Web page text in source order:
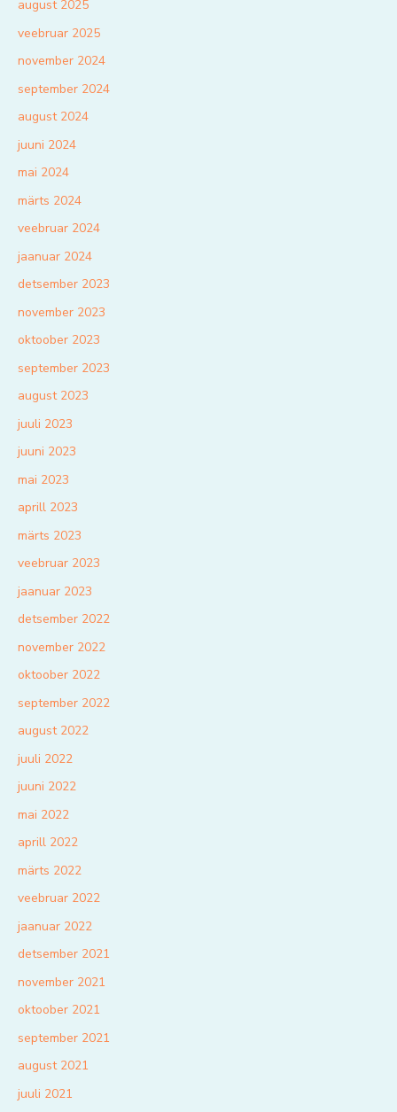
august 2025
veebruar 2025
november 2024
september 2024
august 2024
juuni 2024
mai 2024
märts 2024
veebruar 2024
jaanuar 2024
detsember 2023
november 2023
oktoober 2023
september 2023
august 2023
juuli 2023
juuni 2023
mai 2023
aprill 2023
märts 2023
veebruar 2023
jaanuar 2023
detsember 2022
november 2022
oktoober 2022
september 2022
august 2022
juuli 2022
juuni 2022
mai 2022
aprill 2022
märts 2022
veebruar 2022
jaanuar 2022
detsember 2021
november 2021
oktoober 2021
september 2021
august 2021
juuli 2021